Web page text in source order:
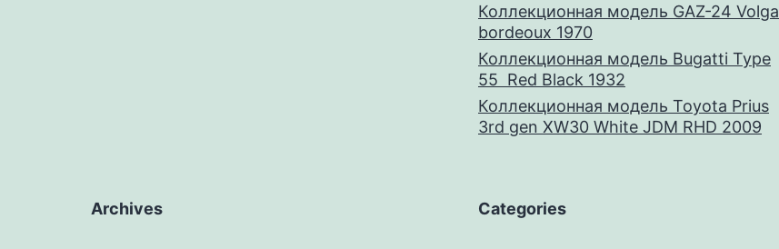
Коллекционная модель GAZ-24 Volga
bordeoux 1970
Коллекционная модель Bugatti Type
55 Red Black 1932
Коллекционная модель Toyota Prius
3rd gen XW30 White JDM RHD 2009
Archives Categories